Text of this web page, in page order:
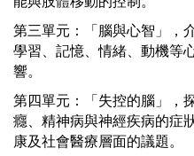
第三單元：「腦與心智」，
學習、記憶、情緒、動機等
響。
第四單元：「失控的腦」，
癮、精神病與神經疾病的症
康及社會醫療層面的議題。